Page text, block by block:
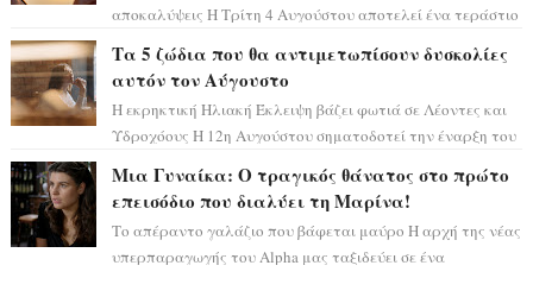
αποκαλύψεις Η Τρίτη 4 Αυγούστου αποτελεί ένα τεράστιο
Τα 5 ζώδια που θα αντιμετωπίσουν δυσκολίες
αυτόν τον Αύγουστο
Η εκρηκτική Ηλιακή Έκλειψη βάζει φωτιά σε Λέοντες και
Υδροχόους Η 12η Αυγούστου σηματοδοτεί την έναρξη του
Μια Γυναίκα: Ο τραγικός θάνατος στο πρώτο
επεισόδιο που διαλύει τη Μαρίνα!
Το απέραντο γαλάζιο που βάφεται μαύρο Η αρχή της νέας
υπερπαραγωγής του Alpha μας ταξιδεύει σε ένα